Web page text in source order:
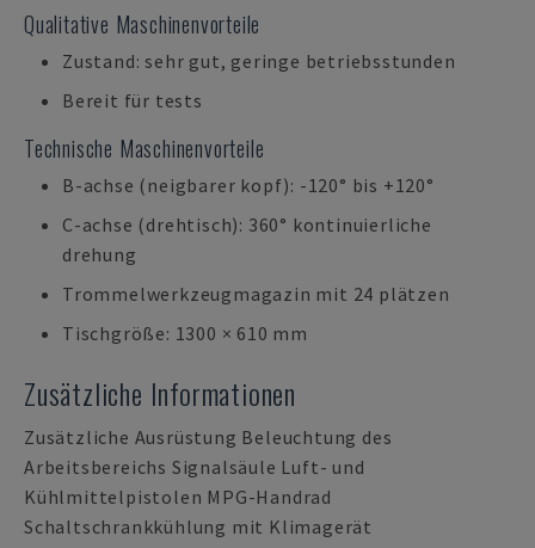
Qualitative Maschinenvorteile
Zustand: sehr gut, geringe betriebsstunden
Bereit für tests
Technische Maschinenvorteile
B-achse (neigbarer kopf): -120° bis +120°
C-achse (drehtisch): 360° kontinuierliche
drehung
Trommelwerkzeugmagazin mit 24 plätzen
Tischgröße: 1300 × 610 mm
Zusätzliche Informationen
Zusätzliche Ausrüstung Beleuchtung des
Arbeitsbereichs Signalsäule Luft- und
Kühlmittelpistolen MPG-Handrad
Schaltschrankkühlung mit Klimagerät